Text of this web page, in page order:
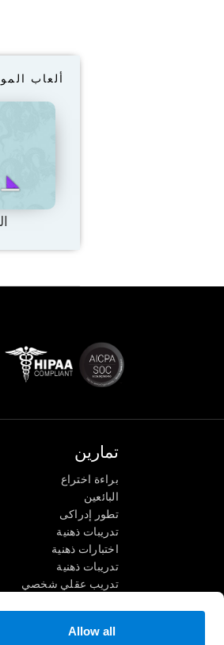
Allow all
ألعاب
تمارين
براءة اختراع
البائعين
تطور إدراكى
تدريبات ذهنية
اختبارات ذهنية
تدريبات ذهنية
تدريب عقلي شخصي
فهم القراءة